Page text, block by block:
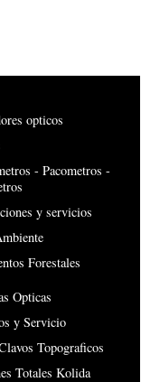
opticos
- Pacometros -
y servicios
Forestales
Opticas
y Servicio
Topograficos
Totales Kolida